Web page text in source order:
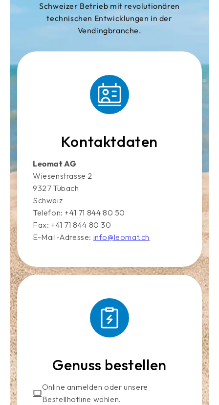
Schweizer Betrieb mit revolutionären
technischen Entwicklungen in der
Vendingbranche.
Kontaktdaten
Leomat AG
Wiesenstrasse 2
9327 Tübach
Schweiz
Telefon: +41 71 844 80 50
Fax: +41 71 844 80 30
E-Mail-Adresse: info@leomat.ch
Genuss bestellen
Online anmelden oder unsere
Bestellhotline wählen.